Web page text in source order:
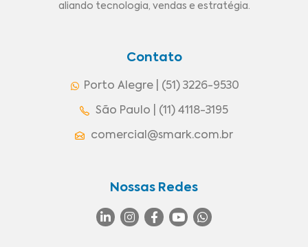
aliando tecnologia, vendas e estratégia.
Contato
Porto Alegre | (51) 3226-9530
São Paulo | (11) 4118-3195
comercial@smark.com.br
Nossas Redes